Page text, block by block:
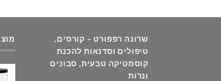
שרונה רפפורט – קורסים,
טיפולים וסדנאות להכנת
קוסמטיקה טבעית, סבונים
ונרות